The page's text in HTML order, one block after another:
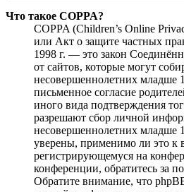
Что такое COPPA?
COPPA (Children’s Online
или Акт о защите частных
1998 г. — это закон
от сайтов, которые могут
несовершеннолетних младше
письменное согласие
иного вида подтверждения
разрешают сбор личной
несовершеннолетних младше
уверены, применимо ли это к
регистрирующемуся на
конференции, обратитесь за
Обратите внимание, что